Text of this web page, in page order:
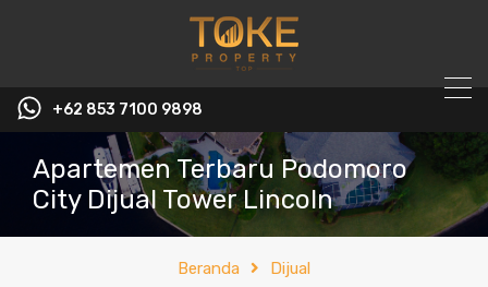
+62 853 7100 9898‬
Apartemen Terbaru Podomoro
City Dijual Tower Lincoln
Beranda Dijual